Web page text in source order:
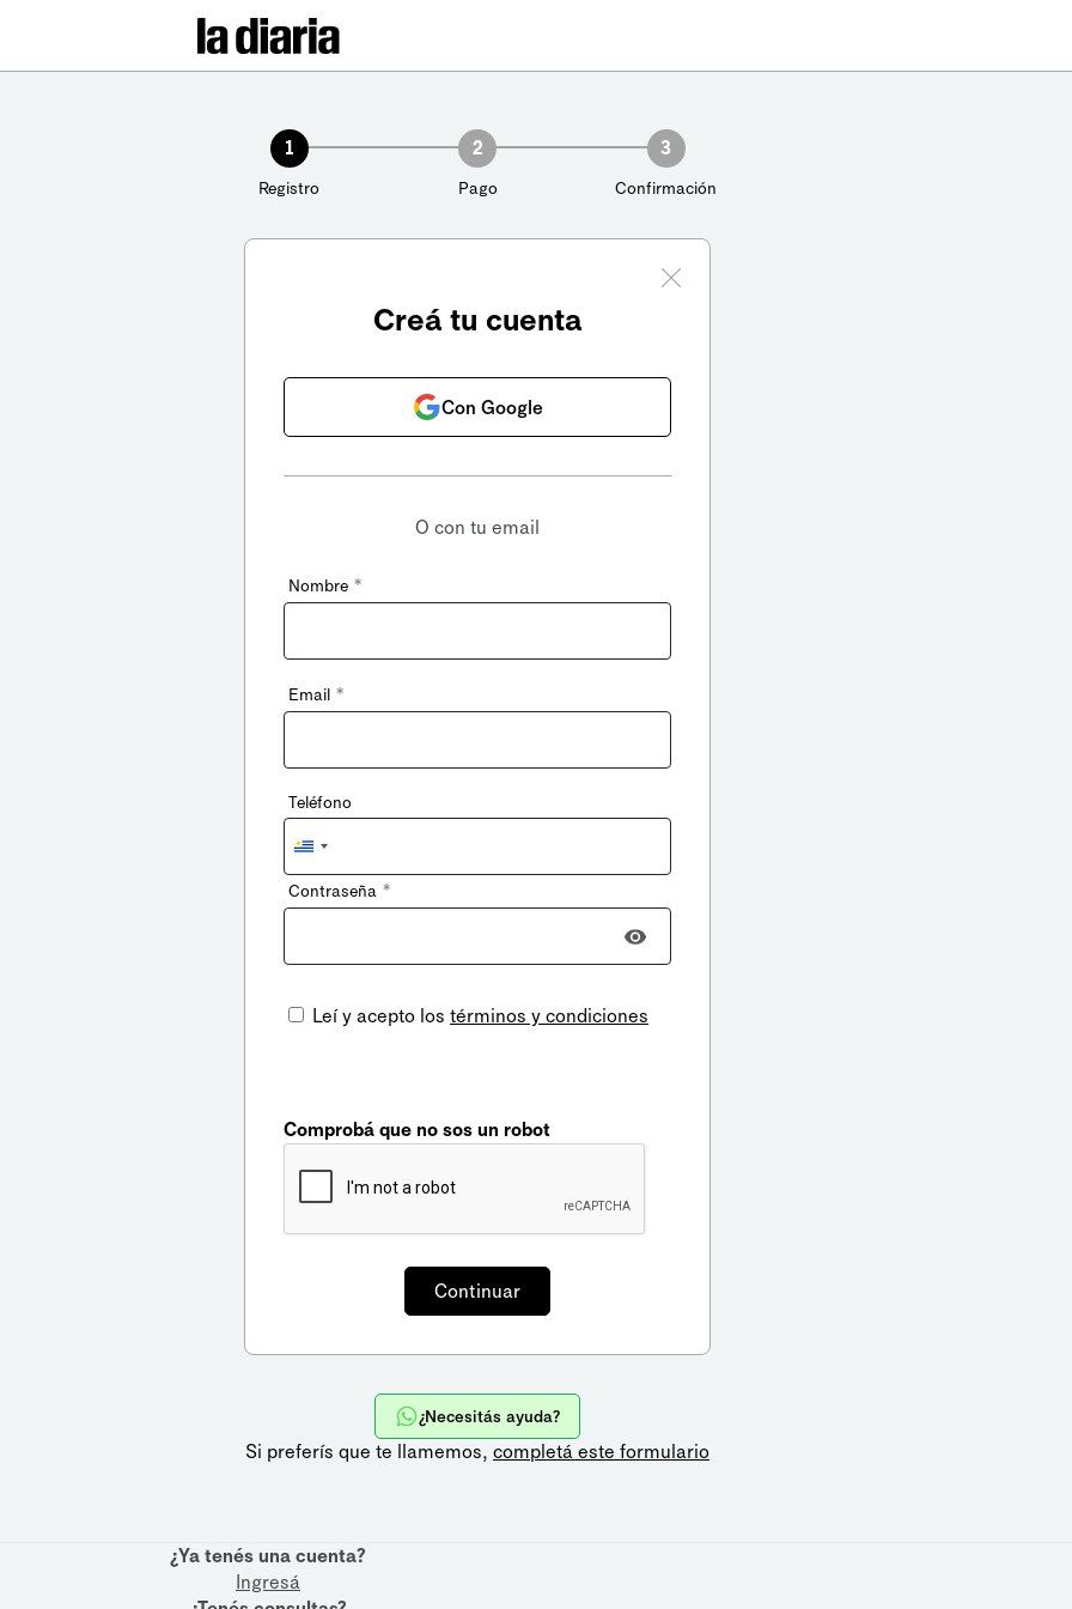
1
Registro
2
Pago
3
Confirmación
Creá tu cuenta
Con Google
O con tu email
Nombre *
Email *
Teléfono
Uruguay
+598
Contraseña *
Leí y acepto los términos y condiciones
Comprobá que no sos un robot
¿Necesitás ayuda?
Si preferís que te llamemos, completá este formulario
¿Ya tenés una cuenta?
Ingresá